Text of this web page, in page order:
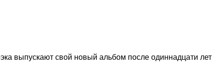
выпускают свой новый альбом после одиннадцати лет